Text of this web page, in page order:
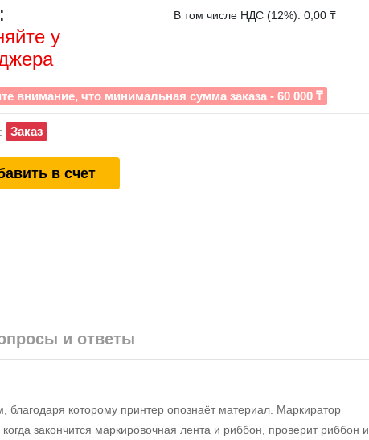
у
В том числе НДС (12%): 0,00 ₸
внимание, что минимальная сумма заказа - 60 000 ₸
Заказ
в счет
и ответы
которому принтер опознаёт материал. Маркиратор
закончится маркировочная лента и риббон, проверит риббон и